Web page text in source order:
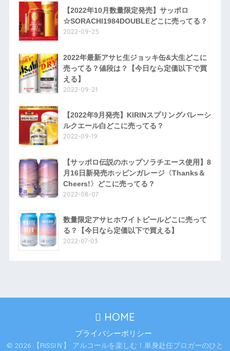
【2022年10月数量限定発売】サッポロ
☆SORACHI1984DOUBLEどこに売ってる？
2022-09-25
2022年最新アサヒ生ジョッキ缶&大生どこに
売ってる？値段は？【今日なら定価以下で買
える】
2022-09-21
【2022年9月発売】KIRINスプリングバレーシ
ルクエール白どこに売ってる？
2022-09-19
【サッポロ伝説のホップソラチエース使用】8
月16日新発売ホッピンガレージ〈Thanks＆
Cheers!〉どこに売ってる？
2022-08-07
数量限定アサヒホワイトビールどこに売って
る？【今日なら定価以下で買える】
2022-07-03
HOME
プライバシーポリシー
© 2026 【RISSIＮ】 アルコールを楽しむ！単身赴任ブロガーのひと